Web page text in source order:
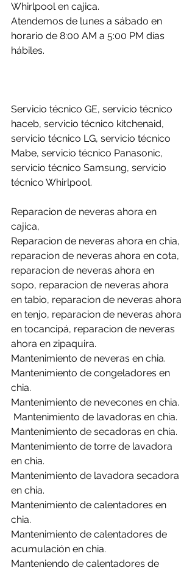
Whirlpool en cajica.
Atendemos de lunes a sábado en
horario de 8:00 AM a 5:00 PM días
hábiles.
Servicio técnico GE, servicio técnico
haceb, servicio técnico kitchenaid,
servicio técnico LG, servicio técnico
Mabe, servicio técnico Panasonic,
servicio técnico Samsung, servicio
técnico Whirlpool.
Reparacion de neveras ahora en
cajica,
Reparacion de neveras ahora en chia,
reparacion de neveras ahora en cota,
reparacion de neveras ahora en
sopo, reparacion de neveras ahora
en tabio, reparacion de neveras ahora
en tenjo, reparacion de neveras ahora
en tocancipá, reparacion de neveras
ahora en zipaquira.
Mantenimiento de neveras en chia.
Mantenimiento de congeladores en
chia.
Mantenimiento de nevecones en chia.
Mantenimiento de lavadoras en chia.
Mantenimiento de secadoras en chia.
Mantenimiento de torre de lavadora
en chia.
Mantenimiento de lavadora secadora
en chia.
Mantenimiento de calentadores en
chia.
Mantenimiento de calentadores de
acumulación en chia.
Manteniendo de calentadores de